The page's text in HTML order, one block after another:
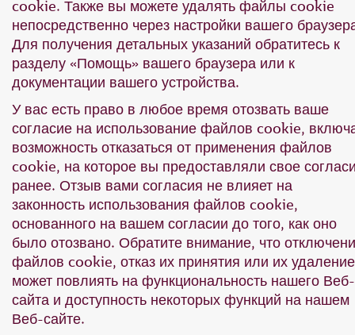
cookie. Также вы можете удалять файлы cookie
непосредственно через настройки вашего
Для получения детальных указаний обратитесь к
разделу «Помощь» вашего браузера или к
документации вашего устройства.
У вас есть право в любое время отозвать ваше
согласие на использование файлов cookie,
возможность отказаться от применения файлов
cookie, на которое вы предоставляли свое
ранее. Отзыв вами согласия не влияет на
законность использования файлов cookie,
основанного на вашем согласии до того, как оно
было отозвано. Обратите внимание, что
файлов cookie, отказ их принятия или их удаление
может повлиять на функциональность нашего Веб-
сайта и доступность некоторых функций на нашем
Веб-сайте.